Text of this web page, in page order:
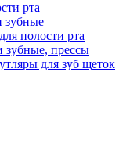
рта
зубные
полости рта
прессы
для зуб щеток